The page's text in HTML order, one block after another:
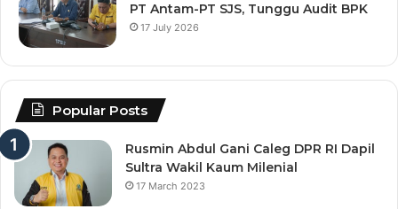
PT Antam-PT SJS, Tunggu Audit BPK
17 July 2026
Popular Posts
Rusmin Abdul Gani Caleg DPR RI Dapil
Sultra Wakil Kaum Milenial
17 March 2023